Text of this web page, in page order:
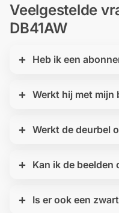
Veelgestelde
DB41AW
Heb ik een
Werkt hij met mijn
Werkt de deurbel
Kan ik de beelden
Is er ook een